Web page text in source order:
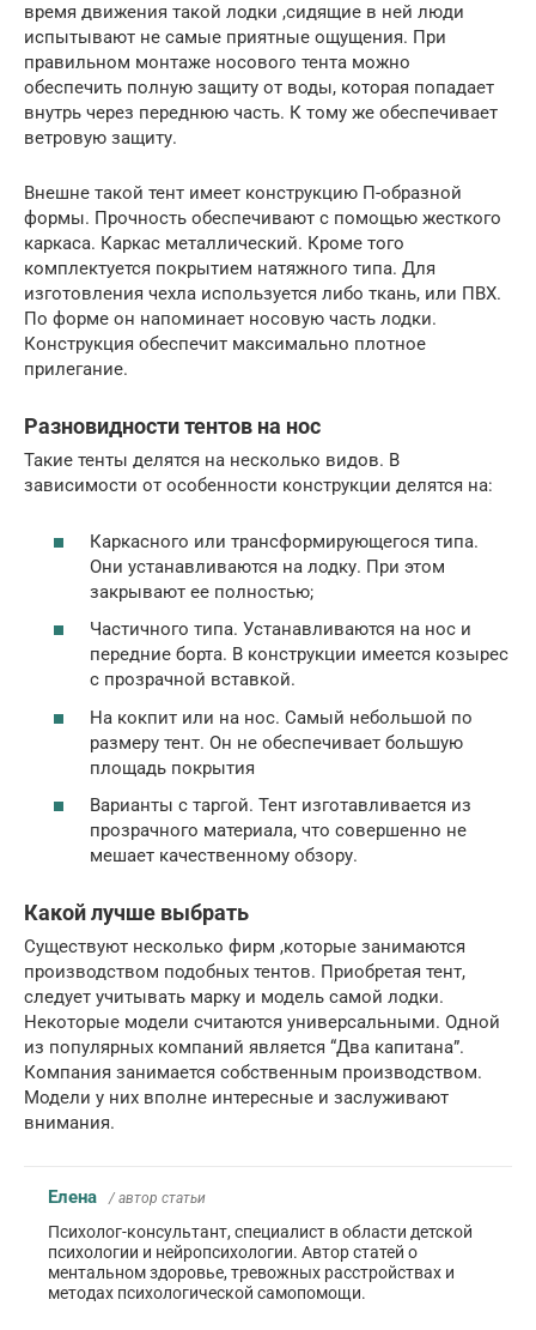
время движения такой лодки ,сидящие в ней люди
испытывают не самые приятные ощущения. При
правильном монтаже носового тента можно
обеспечить полную защиту от воды, которая попадает
внутрь через переднюю часть. К тому же обеспечивает
ветровую защиту.
Внешне такой тент имеет конструкцию П-образной
формы. Прочность обеспечивают с помощью жесткого
каркаса. Каркас металлический. Кроме того
комплектуется покрытием натяжного типа. Для
изготовления чехла используется либо ткань, или ПВХ.
По форме он напоминает носовую часть лодки.
Конструкция обеспечит максимально плотное
прилегание.
Разновидности тентов на нос
Такие тенты делятся на несколько видов. В
зависимости от особенности конструкции делятся на:
Каркасного или трансформирующегося типа.
Они устанавливаются на лодку. При этом
закрывают ее полностью;
Частичного типа. Устанавливаются на нос и
передние борта. В конструкции имеется козырес
с прозрачной вставкой.
На кокпит или на нос. Самый небольшой по
размеру тент. Он не обеспечивает большую
площадь покрытия
Варианты с таргой. Тент изготавливается из
прозрачного материала, что совершенно не
мешает качественному обзору.
Какой лучше выбрать
Существуют несколько фирм ,которые занимаются
производством подобных тентов. Приобретая тент,
следует учитывать марку и модель самой лодки.
Некоторые модели считаются универсальными. Одной
из популярных компаний является “Два капитана”.
Компания занимается собственным производством.
Модели у них вполне интересные и заслуживают
внимания.
Елена / автор статьи
Психолог-консультант, специалист в области детской
психологии и нейропсихологии. Автор статей о
ментальном здоровье, тревожных расстройствах и
методах психологической самопомощи.